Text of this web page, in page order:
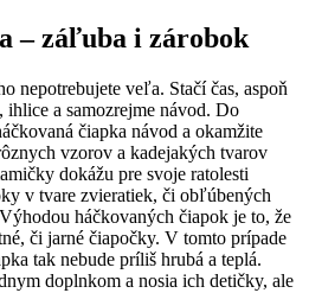
– záľuba i zárobok
nepotrebujete veľa. Stačí čas, aspoň
a samozrejme návod. Do
čiapka návod a okamžite
vzorov a kadejakých tvarov
dokážu pre svoje ratolesti
v tvare zvieratiek, či obľúbených
háčkovaných čiapok je to, že
či jarné čiapočky. V tomto prípade
tak nebude príliš hrubá a teplá.
doplnkom a nosia ich detičky, ale